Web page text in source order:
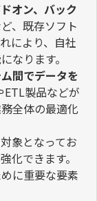
オン、バック
、既存ソフト
により、自社
なります。
間でデータを
ETL製品などが
全体の最適化
象となってお
化できます。
に重要な要素